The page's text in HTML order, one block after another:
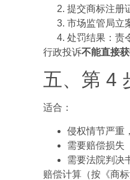
提交商标注册
市场监管局立
处罚结果：责
行政投诉不能直接
五、第 4
适合：
侵权情节严重
需要赔偿损失
需要法院判决
赔偿计算（按《商